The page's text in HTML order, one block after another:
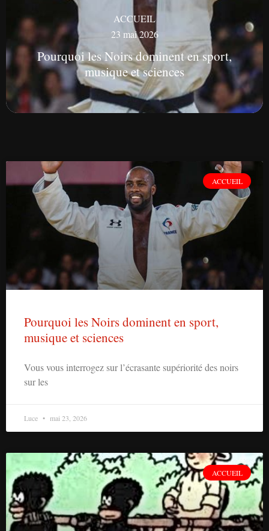
ACCUEIL
23 mai 2026
Pourquoi les Noirs dominent en sport,
musique et sciences
ACCUEIL
Pourquoi les Noirs dominent en sport,
musique et sciences
Vous vous interrogez sur l’écrasante supériorité des noirs
sur les
Luce mai 23, 2026
ACCUEIL